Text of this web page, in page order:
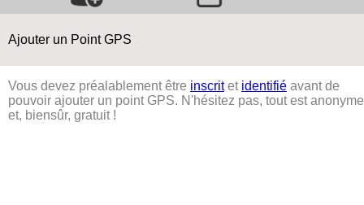
Mot de passe oublié ?
Ajouter un Point GPS
Vous devez préalablement être inscritet identifié avant de
pouvoir ajouter un point GPS. N'hésitez pas, tout est anonyme
et, biensûr, gratuit !